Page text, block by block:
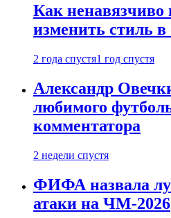
Как
изменить стиль в
2 года спустя1 год спустя
Александр
любимого
комментатора
2 недели спустя
ФИФА назвала
атаки на ЧМ-2026